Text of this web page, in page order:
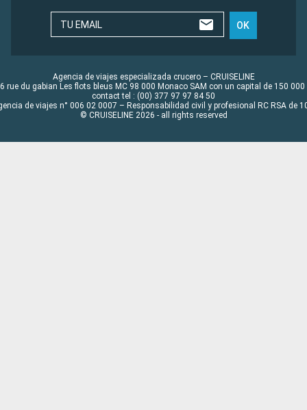
TU EMAIL OK
Agencia de viajes especializada crucero – CRUISELINE
rue du gabian Les flots bleus MC 98 000 Monaco SAM con un capital de 150 000
contact tel : (00) 377 97 97 84 50
de viajes n° 006 02 0007 – Responsabilidad civil y profesional RC RSA de
© CRUISELINE 2026 - all rights reserved